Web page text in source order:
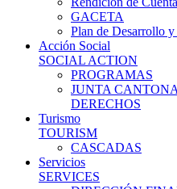
GACETA
Plan de Desarrollo
Acción Social
SOCIAL ACTION
PROGRAMAS
JUNTA
DERECHOS
Turismo
TOURISM
CASCADAS
Servicios
SERVICES